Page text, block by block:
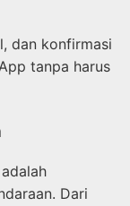
dan konfirmasi
tanpa harus
Dari